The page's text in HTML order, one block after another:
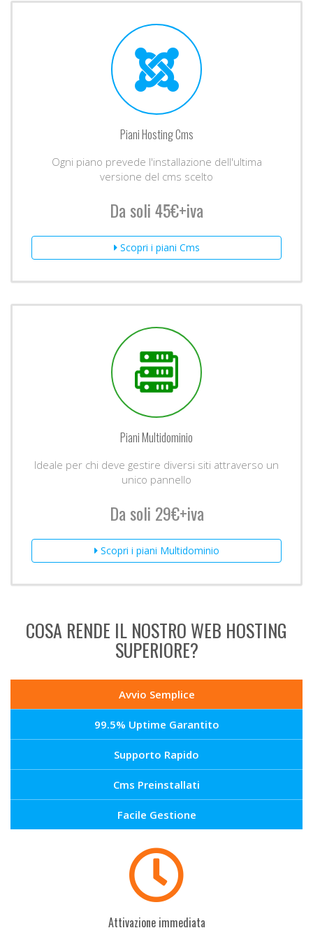
Piani Hosting Cms
Ogni piano prevede l'installazione dell'ultima
versione del cms scelto
Da soli 45€+iva
Scopri i piani Cms
Piani Multidominio
Ideale per chi deve gestire diversi siti attraverso un
unico pannello
Da soli 29€+iva
Scopri i piani Multidominio
COSA RENDE IL NOSTRO WEB HOSTING
SUPERIORE?
Avvio Semplice
99.5% Uptime Garantito
Supporto Rapido
Cms Preinstallati
Facile Gestione
Attivazione immediata